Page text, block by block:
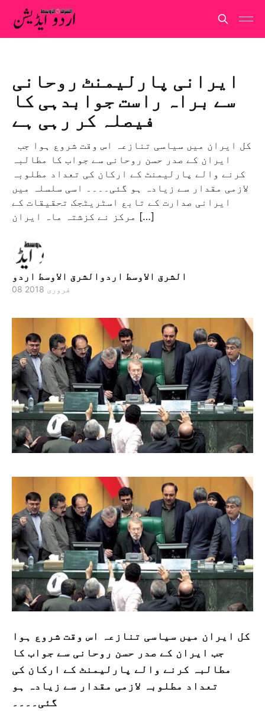
ایرانی پارلیمنٹ روحانی
سے براہ راست جوابدہی کا
فیصلہ کر رہی ہے
ایران کے صدر حسن روحانی سے جواب کا مطالبہ
کرنے والے پارلیمنٹ کے ارکان کی تعداد مطلوبہ
لازمی مقدار سے زیادہ ہو گئی۔۔۔۔ اسی سلسلہ میں
ایرانی صدارت کے تابع اسٹریٹجک تحقیقات کے
مرکز نے کزشتہ ماہ ایران […]
الشرق الاوسط اردوالشرق الاوسط اردو
08 فروری 2018
کل ایران میں سیاسی تنازعہ اس وقت شروع ہوا
جب ایران کے صدر حسن روحانی سے جواب کا
مطالبہ کرنے والے پارلیمنٹ کے ارکان کی
تعداد مطلوبہ لازمی مقدار سے زیادہ ہو
گئی۔۔۔۔